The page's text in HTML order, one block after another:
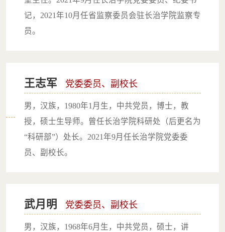
记，2021年10月任省监察委员会驻长治学院监察专
员。
王志军 党委委员、副校长
男，汉族，1980年1月生，中共党员，博士，教
授，硕士生导师。曾任长治学院科研处（后更名为
“科研部”）处长。2021年9月任长治学院党委委
员、副校长。
​武月明 党委委员、副校长
男，汉族，1968年6月生，中共党员，硕士，讲